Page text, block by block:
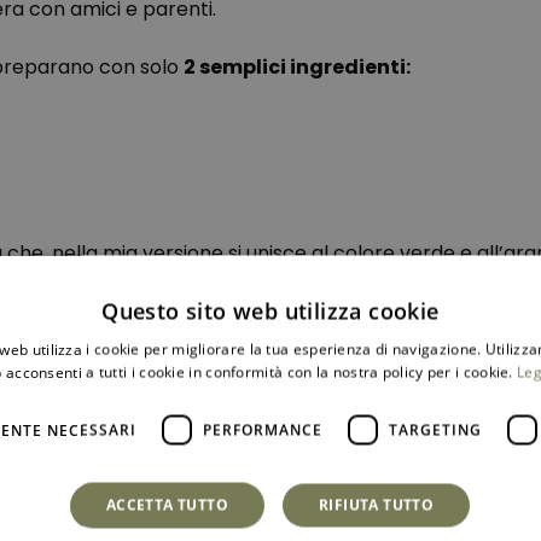
con amici e parenti.
con solo 2 semplici ingredienti:
nella mia versione si unisce al colore verde e
Verde come le grigliate di primavera, arancione
attraverso i profumi e i sapori dellostreet food
Questo sito web utilizza cookie
utilizza i cookie per migliorare la tua esperienza di navigazione.
acconsenti a tutti i cookie in conformità con la nostra policy per i cookie.
NECESSARI PERFORMANCE TARGETING
ACCETTA TUTTO RIFIUTA TUTTO